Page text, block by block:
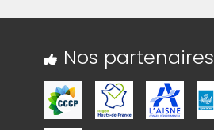
Nos partenaires